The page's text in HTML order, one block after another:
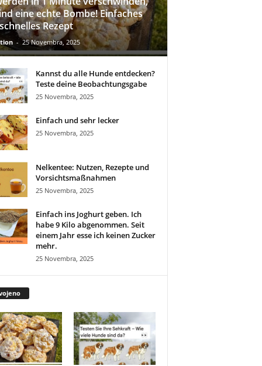
eine echte Bombe! Einfaches
Rezept
- 25 Novembra, 2025
Kannst du alle Hunde entdecken?
Teste deine Beobachtungsgabe
25 Novembra, 2025
Einfach und sehr lecker
25 Novembra, 2025
Nelkentee: Nutzen, Rezepte und
Vorsichtsmaßnahmen
25 Novembra, 2025
Einfach ins Joghurt geben. Ich
habe 9 Kilo abgenommen. Seit
einem Jahr esse ich keinen Zucker
mehr.
25 Novembra, 2025